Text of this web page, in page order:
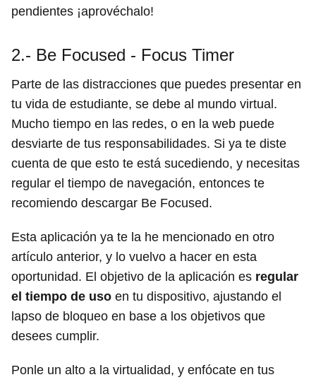
pendientes ¡aprovéchalo!
2.- Be Focused - Focus Timer
Parte de las distracciones que puedes presentar en
tu vida de estudiante, se debe al mundo virtual.
Mucho tiempo en las redes, o en la web puede
desviarte de tus responsabilidades. Si ya te diste
cuenta de que esto te está sucediendo, y necesitas
regular el tiempo de navegación, entonces te
recomiendo descargar Be Focused.
Esta aplicación ya te la he mencionado en otro
artículo anterior, y lo vuelvo a hacer en esta
oportunidad. El objetivo de la aplicación es regular
el tiempo de uso en tu dispositivo, ajustando el
lapso de bloqueo en base a los objetivos que
desees cumplir.
Ponle un alto a la virtualidad, y enfócate en tus